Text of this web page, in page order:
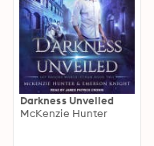
Darkness Unveiled
McKenzie Hunter